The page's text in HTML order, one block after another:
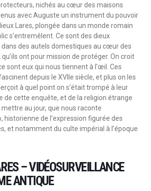
nichés au cœur des maisons
avec Auguste un instrument du pouvoir
Lares, plongée dans un monde romain
s’entremêlent. Ce sont des dieux
des autels domestiques au cœur des
ont pour mission de protéger. On croit
sont eux qui nous tiennent à l’œil. Ces
depuis le XVIIe siècle, et plus on les
à quel point on s’était trompé à leur
de cette enquête, et de la religion étrange
mettre au jour, que nous raconte
historienne de l’expression figurée des
et notamment du culte impérial à l’époque
– VIDÉOSURVEILLANCE
ANTIQUE